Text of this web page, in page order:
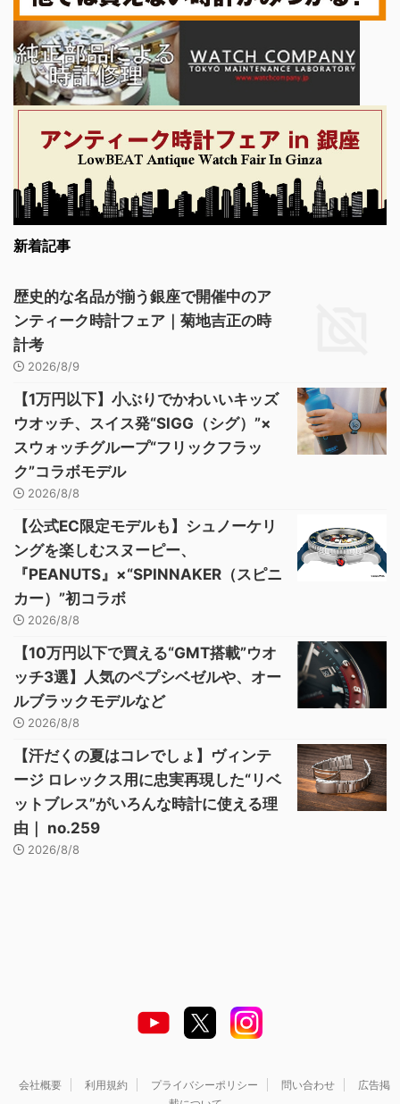
新着記事
歴史的な名品が揃う銀座で開催中のア
ンティーク時計フェア｜菊地吉正の時
計考
2026/8/9
【1万円以下】小ぶりでかわいいキッズ
ウオッチ、スイス発“SIGG（シグ）”×
スウォッチグループ“フリックフラッ
ク”コラボモデル
2026/8/8
【公式EC限定モデルも】シュノーケリ
ングを楽しむスヌーピー、
『PEANUTS』×“SPINNAKER（スピニ
カー）”初コラボ
2026/8/8
【10万円以下で買える“GMT搭載”ウオ
ッチ3選】人気のペプシベゼルや、オー
ルブラックモデルなど
2026/8/8
【汗だくの夏はコレでしょ】ヴィンテ
ージ ロレックス用に忠実再現した“リベ
ットブレス”がいろんな時計に使える理
由｜ no.259
2026/8/8
会社概要 利用規約 プライバシーポリシー 問い合わせ
広告掲